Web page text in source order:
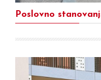
Poslovno